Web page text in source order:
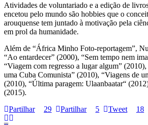
Atividades de voluntariado e a edição de
encetou pelo mundo são hobbies que o
arouquense tem juntado à motivação pela
em prol da humanidade.
Além de “África Minho Foto-reportagem”,
“Ao entardecer” (2000), “Sem tempo nem
“Viagem com regresso a lugar algum”
uma Cuba Comunista” (2010), “Viagens de
(2010), “Última paragem: Ulaanbaatar“
(2015).
Partilhar
29 Partilhar 5 Tweet 18